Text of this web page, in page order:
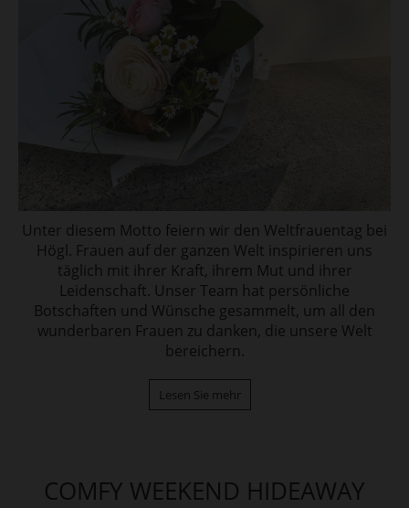
Unter diesem Motto feiern wir den Weltfrauentag bei
Högl. Frauen auf der ganzen Welt inspirieren uns
täglich mit ihrer Kraft, ihrem Mut und ihrer
Leidenschaft. Unser Team hat persönliche
Botschaften und Wünsche gesammelt, um all den
wunderbaren Frauen zu danken, die unsere Welt
bereichern.
Lesen Sie mehr
COMFY WEEKEND HIDEAWAY